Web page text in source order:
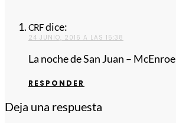
CRFdice:
24 JUNIO, 2016 A LAS 15:38
La noche de San Juan – McEnroe
RESPONDER
Deja una respuesta